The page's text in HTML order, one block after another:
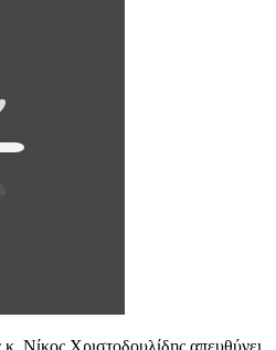
Νίκος Χριστοδουλίδης απευθύνει